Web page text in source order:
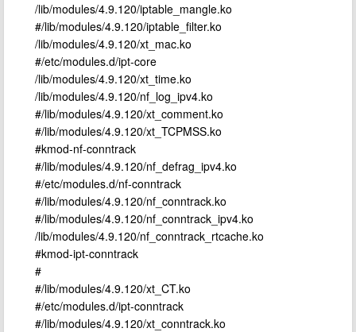
/lib/modules/4.9.120/iptable_mangle.ko
#/lib/modules/4.9.120/iptable_filter.ko
/lib/modules/4.9.120/xt_mac.ko
#/etc/modules.d/ipt-core
/lib/modules/4.9.120/xt_time.ko
/lib/modules/4.9.120/nf_log_ipv4.ko
#/lib/modules/4.9.120/xt_comment.ko
#/lib/modules/4.9.120/xt_TCPMSS.ko
#kmod-nf-conntrack
#/lib/modules/4.9.120/nf_defrag_ipv4.ko
#/etc/modules.d/nf-conntrack
#/lib/modules/4.9.120/nf_conntrack.ko
#/lib/modules/4.9.120/nf_conntrack_ipv4.ko
/lib/modules/4.9.120/nf_conntrack_rtcache.ko
#kmod-ipt-conntrack
#
#/lib/modules/4.9.120/xt_CT.ko
#/etc/modules.d/ipt-conntrack
#/lib/modules/4.9.120/xt_conntrack.ko